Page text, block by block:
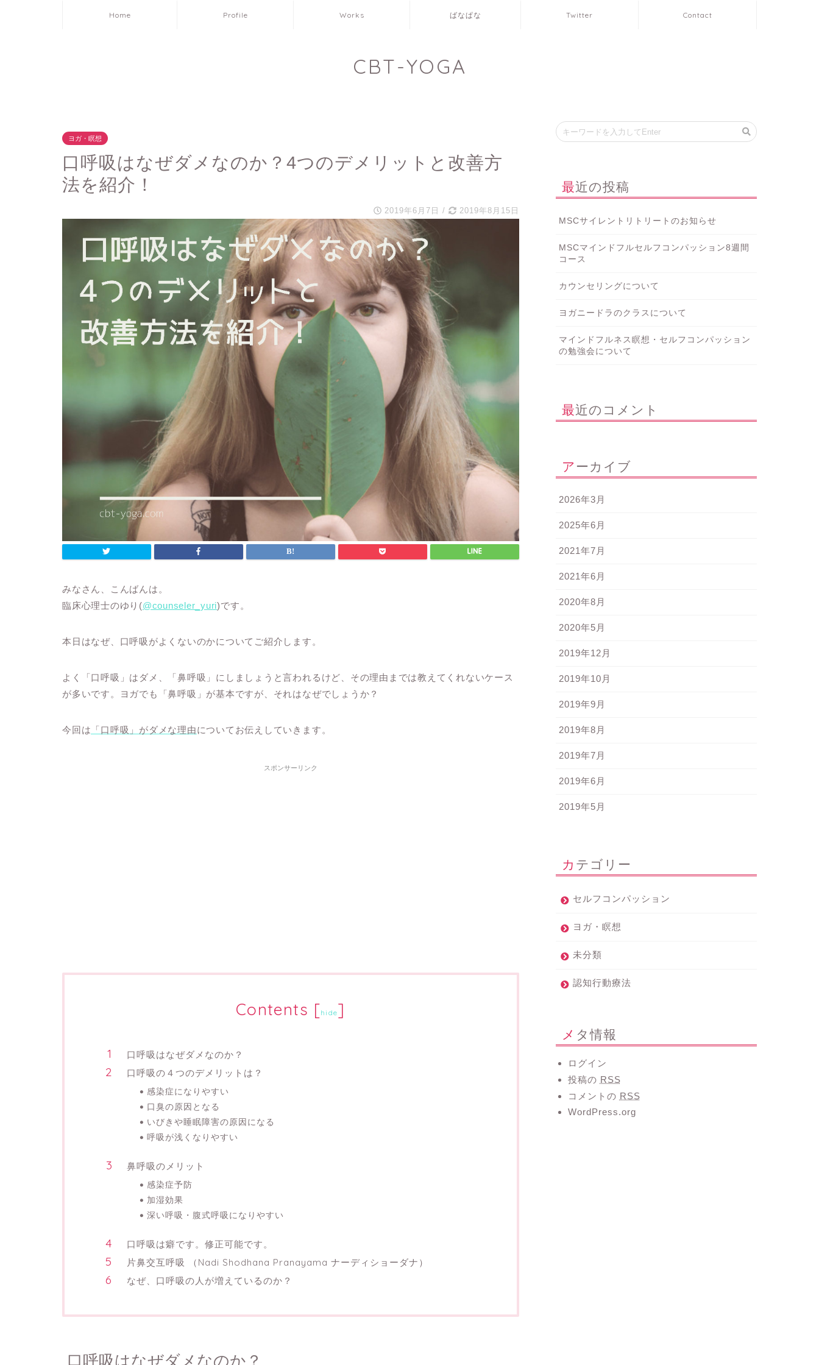
Home Profile Works ばなぱな Twitter Contact
CBT-YOGA
ヨガ・瞑想
口呼吸はなぜダメなのか？4つのデメリットと改善方
法を紹介！
2019年6月7日 / 2019年8月15日
みなさん、こんばんは。
臨床心理士のゆり(@counseler_yuri)です。
本日はなぜ、口呼吸がよくないのかについてご紹介します。
よく「口呼吸」はダメ、「鼻呼吸」にしましょうと言われるけど、その理由までは教えてくれないケース
が多いです。ヨガでも「鼻呼吸」が基本ですが、それはなぜでしょうか？
今回は 「口呼吸」がダメな理由についてお伝えしていきます。
スポンサーリンク
Contents [hide]
口呼吸はなぜダメなのか？
口呼吸の４つのデメリットは？
感染症になりやすい
口臭の原因となる
いびきや睡眠障害の原因になる
呼吸が浅くなりやすい
鼻呼吸のメリット
感染症予防
加湿効果
深い呼吸・腹式呼吸になりやすい
口呼吸は癖です。修正可能です。
片鼻交互呼吸 （Nadi Shodhana Pranayama ナーディショーダナ）
なぜ、口呼吸の人が増えているのか？
口呼吸はなぜダメなのか？
最近の投稿
MSCサイレントリトリートのお知らせ
MSCマインドフルセルフコンパッション8週間
コース
カウンセリングについて
ヨガニードラのクラスについて
マインドフルネス瞑想・セルフコンパッション
の勉強会について
最近のコメント
アーカイブ
2026年3月
2025年6月
2021年7月
2021年6月
2020年8月
2020年5月
2019年12月
2019年10月
2019年9月
2019年8月
2019年7月
2019年6月
2019年5月
カテゴリー
セルフコンパッション
ヨガ・瞑想
未分類
認知行動療法
メタ情報
ログイン
投稿の RSS
コメントの RSS
WordPress.org